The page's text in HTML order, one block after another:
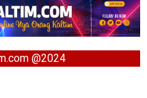
@2024